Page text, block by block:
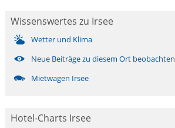
Wissenswertes zu Irsee
Wetter und Klima
Neue Beiträge zu diesem Ort beobachten
Mietwagen Irsee
Hotel-Charts Irsee